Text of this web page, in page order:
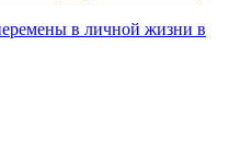
в личной жизни в